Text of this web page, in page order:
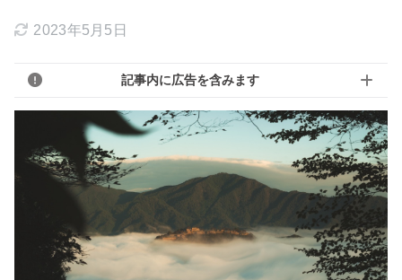
2023年5月5日
記事内に広告を含みます